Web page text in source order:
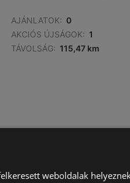
AJÁNLATOK: 0
AKCIÓS ÚJSÁGOK: 1
TÁVOLSÁG: 115,47 km
TÁVOLSÁG: 116,51 km
weboldalak